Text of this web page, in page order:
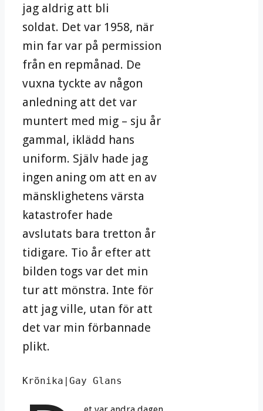
jag aldrig att bli
soldat. Det var 1958, när
min far var på permission
från en repmånad. De
vuxna tyckte av någon
anledning att det var
muntert med mig – sju år
gammal, iklädd hans
uniform. Själv hade jag
ingen aning om att en av
mänsklighetens värsta
katastrofer hade
avslutats bara tretton år
tidigare. Tio år efter att
bilden togs var det min
tur att mönstra. Inte för
att jag ville, utan för att
det var min förbannade
plikt.
Krönika|Gay Glans